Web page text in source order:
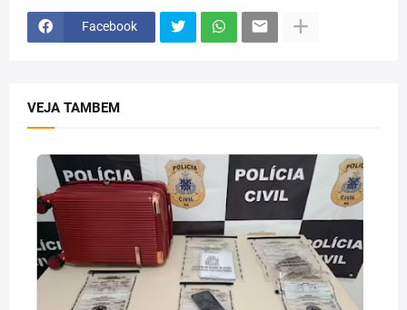
Facebook
VEJA TAMBEM